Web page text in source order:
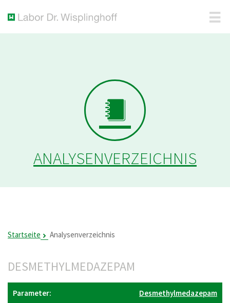
ANALYSENVERZEICHNIS
Startseite Analysenverzeichnis
DESMETHYLMEDAZEPAM
Desmethylmedazepam